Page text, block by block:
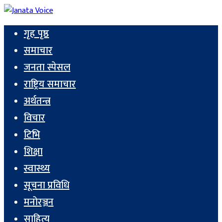
गृह पृष्ठ
समाचार
जनता स्पेसल
राष्ट्रिय समाचार
अर्थतन्त्र
विचार
टिभि
शिक्षा
स्वास्थ्य
सूचना प्रविधि
मनोरञ्जन